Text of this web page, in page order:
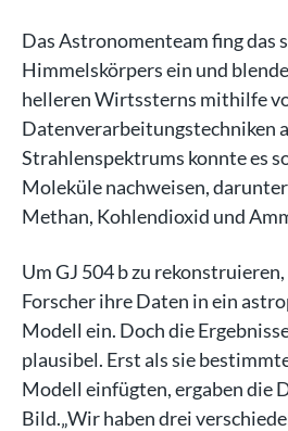
Das Astronomenteam fing das
Himmelskörpers ein und
helleren Wirtssterns mithilfe
Datenverarbeitungstechniken
Strahlenspektrums konnte es
Moleküle nachweisen,
Methan, Kohlendioxid und
Um GJ 504 b zu
Forscher ihre Daten in ein
Modell ein. Doch die
plausibel. Erst als sie
Modell einfügten, ergaben die
Bild.„Wir haben drei